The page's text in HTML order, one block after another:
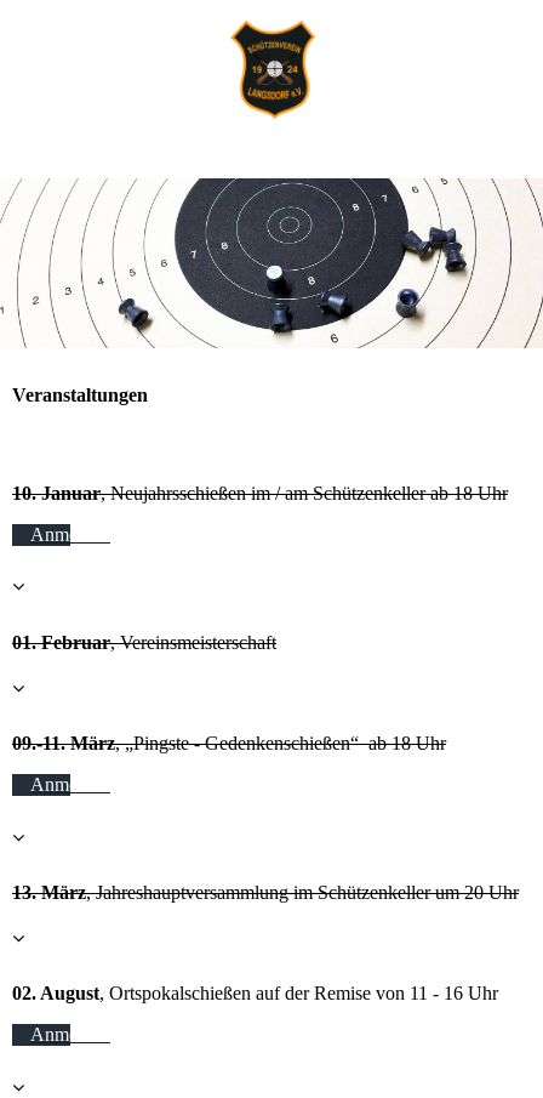
Veranstaltungen
10. Januar, Neujahrsschießen im / am Schützenkeller ab 18 Uhr
Anmelden
01. Februar, Vereinsmeisterschaft
09.-11. März, „Pingste - Gedenkenschießen“ ab 18 Uhr
Anmelden
13. März, Jahreshauptversammlung im Schützenkeller um 20 Uhr
02. August, Ortspokalschießen auf der Remise von 11 - 16 Uhr
Anmelden